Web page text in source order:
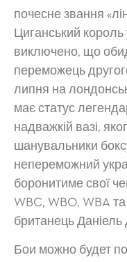
почесне звання
Циганський король
виключено, що
переможець
липня на
має статус
надважкій вазі,
шанувальники
непереможний
боронитиме свої
WBC, WBO, WBA
британець Даніель
Бои можно будет